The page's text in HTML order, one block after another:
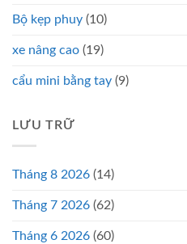
Bộ kẹp phuy (10)
xe nâng cao (19)
cẩu mini bằng tay (9)
LƯU TRỮ
Tháng 8 2026 (14)
Tháng 7 2026 (62)
Tháng 6 2026 (60)